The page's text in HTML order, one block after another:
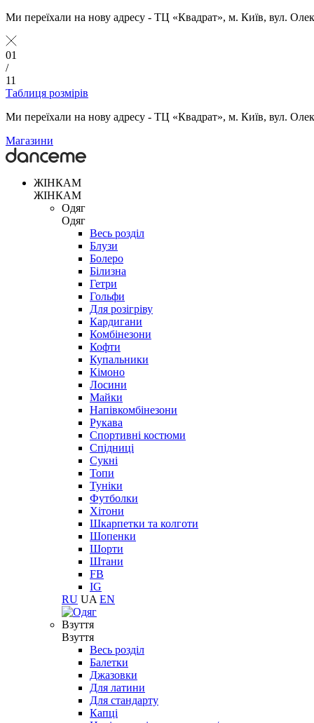
Ми переїхали на нову адресу - ТЦ «Квадрат», м. Київ, вул.
01
/
11
Таблиця розмірів
Ми переїхали на нову адресу - ТЦ «Квадрат», м. Київ, вул.
Магазини
ЖІНКАМ
ЖІНКАМ
Одяг
Одяг
Весь розділ
Блузи
Болеро
Білизна
Гетри
Гольфи
Для розігріву
Кардигани
Комбінезони
Кофти
Купальники
Кімоно
Лосини
Майки
Напівкомбінезони
Рукава
Спортивні костюми
Спідниці
Сукні
Топи
Туніки
Футболки
Хітони
Шкарпетки та колготи
Шопенки
Шорти
Штани
FB
IG
RU UA EN
Взуття
Взуття
Весь розділ
Балетки
Джазовки
Для латини
Для стандарту
Капці